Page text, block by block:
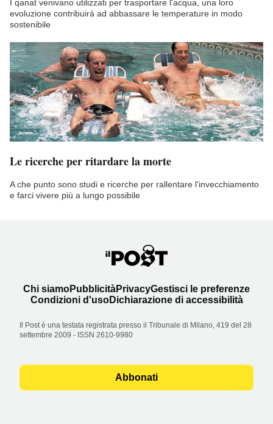
I qanat venivano utilizzati per trasportare l'acqua, una loro
evoluzione contribuirà ad abbassare le temperature in modo
sostenibile
Le ricerche per ritardare la morte
A che punto sono studi e ricerche per rallentare l'invecchiamento
e farci vivere più a lungo possibile
Chi siamoPubblicitàPrivacyGestisci le preferenze
Condizioni d'usoDichiarazione di accessibilità
Il Post è una testata registrata presso il Tribunale di Milano, 419 del 28
settembre 2009 - ISSN 2610-9980
Abbonati